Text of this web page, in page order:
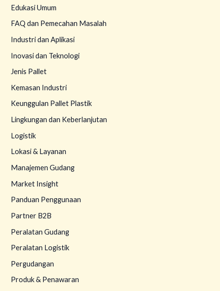
Edukasi Umum
FAQ dan Pemecahan Masalah
Industri dan Aplikasi
Inovasi dan Teknologi
Jenis Pallet
Kemasan Industri
Keunggulan Pallet Plastik
Lingkungan dan Keberlanjutan
Logistik
Lokasi & Layanan
Manajemen Gudang
Market Insight
Panduan Penggunaan
Partner B2B
Peralatan Gudang
Peralatan Logistik
Pergudangan
Produk & Penawaran